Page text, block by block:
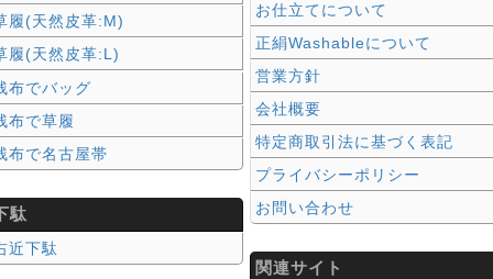
履(天然皮革:M)
履(天然皮革:L)
布でバッグ
布で草履
布で名古屋帯
駄
近下駄
お仕立てについて
正絹Washableについて
営業方針
会社概要
特定商取引法に基づく表記
プライバシーポリシー
お問い合わせ
関連サイト